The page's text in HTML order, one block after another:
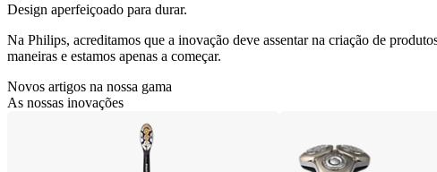
Design aperfeiçoado para durar.
Na Philips, acreditamos que a inovação deve assentar na criação de
maneiras e estamos apenas a começar.
Novos artigos na nossa gama
As nossas inovações